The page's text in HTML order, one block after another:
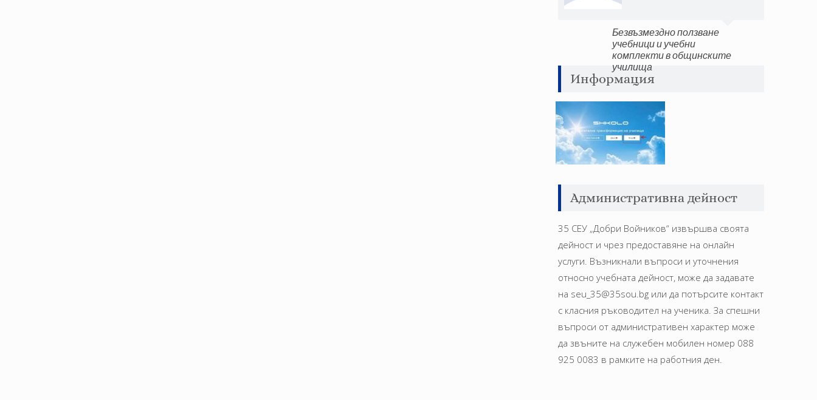
Безвъзмездно ползване
учебници и учебни
комплекти в общинските
училища
Информация
Административна дейност
35 СЕУ „Добри Войников“ извършва своята
дейност и чрез предоставяне на онлайн
услуги. Възникнали въпроси и уточнения
относно учебната дейност, може да задавате
на seu_35@35sou.bg или да потърсите контакт
с класния ръководител на ученика. За спешни
въпроси от административен характер може
да звъните на служебен мобилен номер 088
925 0083 в рамките на работния ден.